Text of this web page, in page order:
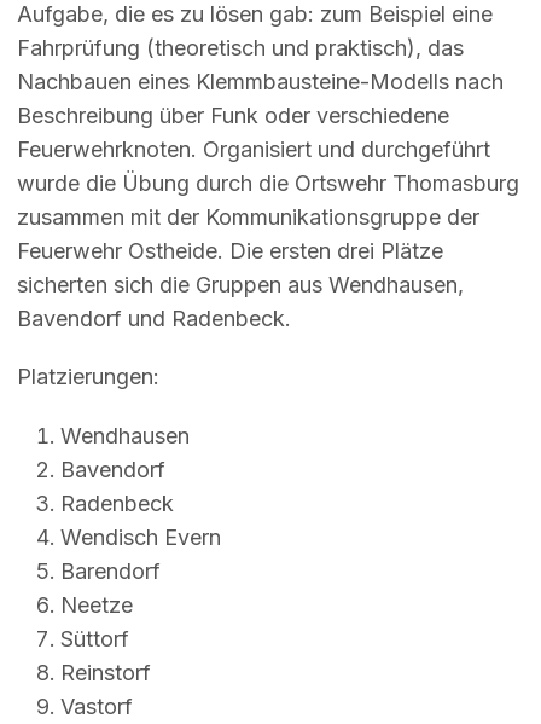
Aufgabe, die es zu lösen gab: zum Beispiel eine
Fahrprüfung (theoretisch und praktisch), das
Nachbauen eines Klemmbausteine-Modells nach
Beschreibung über Funk oder verschiedene
Feuerwehrknoten. Organisiert und durchgeführt
wurde die Übung durch die Ortswehr Thomasburg
zusammen mit der Kommunikationsgruppe der
Feuerwehr Ostheide. Die ersten drei Plätze
sicherten sich die Gruppen aus Wendhausen,
Bavendorf und Radenbeck.
Platzierungen:
Wendhausen
Bavendorf
Radenbeck
Wendisch Evern
Barendorf
Neetze
Süttorf
Reinstorf
Vastorf